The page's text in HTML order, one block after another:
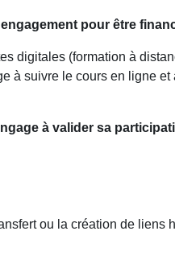
engagement pour être
digitales (formation à
à suivre le cours en ligne
à valider sa
ou la création de liens